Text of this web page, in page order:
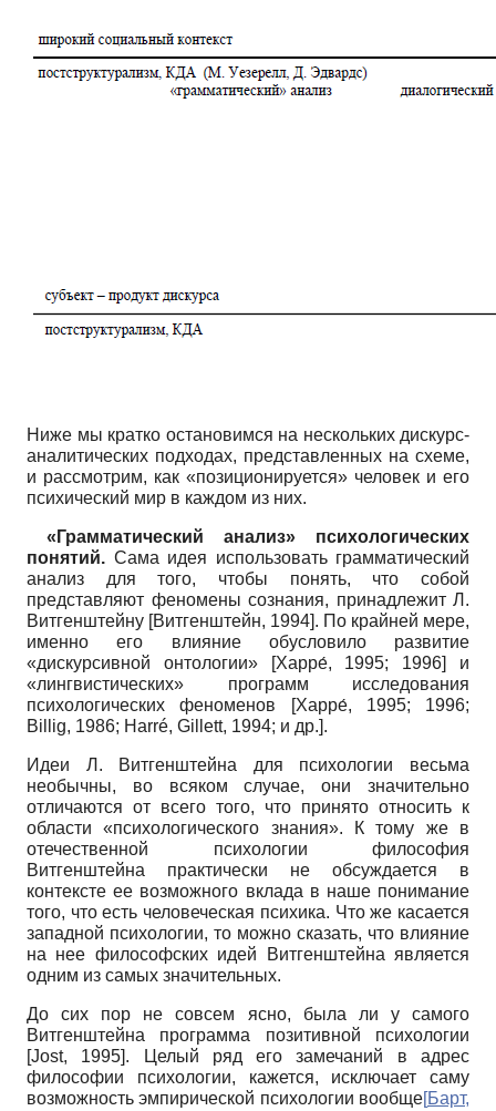
Ниже мы кратко остановимся на нескольких дискурс-
аналитических подходах, представленных на схеме,
и рассмотрим, как «позиционируется» человек и его
психический мир в каждом из них.
«Грамматический анализ» психологических
понятий. Сама идея использовать грамматический
анализ для того, чтобы понять, что собой
представляют феномены сознания, принадлежит Л.
Витгенштейну [Витгенштейн, 1994]. По крайней мере,
именно его влияние обусловило развитие
«дискурсивной онтологии» [Харре́, 1995; 1996] и
«лингвистических» программ исследования
психологических феноменов [Харре́, 1995; 1996;
Billig, 1986; Harré, Gillett, 1994; и др.].
Идеи Л. Витгенштейна для психологии весьма
необычны, во всяком случае, они значительно
отличаются от всего того, что принято относить к
области «психологического знания». К тому же в
отечественной психологии философия
Витгенштейна практически не обсуждается в
контексте ее возможного вклада в наше понимание
того, что есть человеческая психика. Что же касается
западной психологии, то можно сказать, что влияние
на нее философских идей Витгенштейна является
одним из самых значительных.
До сих пор не совсем ясно, была ли у самого
Витгенштейна программа позитивной психологии
[Jost, 1995]. Целый ряд его замечаний в адрес
философии психологии, кажется, исключает саму
возможность эмпирической психологии вообще[Барт,